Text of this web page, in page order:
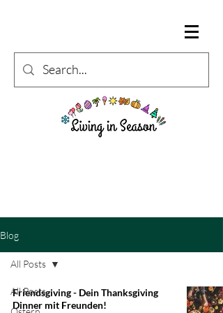
Blog
All Posts
All Posts
Friendsgiving - Dein Thanksgiving
Dinner mit Freunden!